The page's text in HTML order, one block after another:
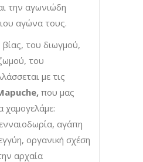
την αγωνιώδη
αγώνα τους.
βίας, του διωγμού,
του
με τις
, που μας
χαμογελάμε:
αγάπη
οργανική σχέση
αρχαία